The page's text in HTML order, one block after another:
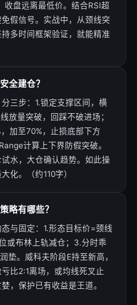
收盘远离最低价。结合RSI超
假信号。实战中，从颈线突
多时间框架验证，就能精准
全建仓？
三步：1.锁定支撑区间，横
放量突破，回踩不破进场；
加至70%，止损底部下方
计算上下界防假突破。
水，大仓确认趋势。如此操
化。（约110字）
略有哪些？
与固定：1.形态目标价=颈线
或布林上轨减仓；3.分时乖
垫。威科夫阶段E持至新高，
比2:1离场，或均线死叉止
，保护已有收益是王道。